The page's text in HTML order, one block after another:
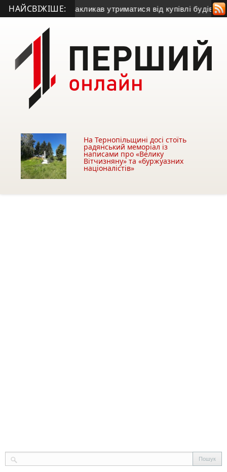
НАЙСВІЖІШЕ:
голова закликав утриматися від купівлі будівлі у
На Тернопільщині досі стоїть
радянський меморіал із
написами про «Велику
Вітчизняну» та «буржуазних
націоналістів»